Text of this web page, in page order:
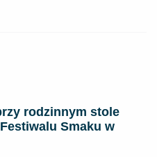
rodzinnym stole
Smaku w